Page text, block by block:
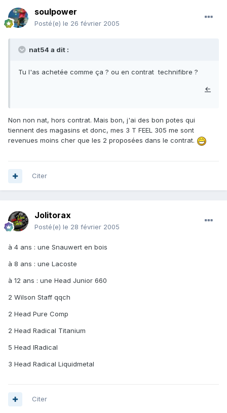
soulpower
Posté(e) le 26 février 2005
nat54 a dit :
Tu l'as achetée comme ça ? ou en contrat technifibre ?
←
Non non nat, hors contrat. Mais bon, j'ai des bon potes qui
tiennent des magasins et donc, mes 3 T FEEL 305 me sont
revenues moins cher que les 2 proposées dans le contrat.
Citer
Jolitorax
Posté(e) le 28 février 2005
à 4 ans : une Snauwert en bois
à 8 ans : une Lacoste
à 12 ans : une Head Junior 660
2 Wilson Staff qqch
2 Head Pure Comp
2 Head Radical Titanium
5 Head IRadical
3 Head Radical Liquidmetal
Citer